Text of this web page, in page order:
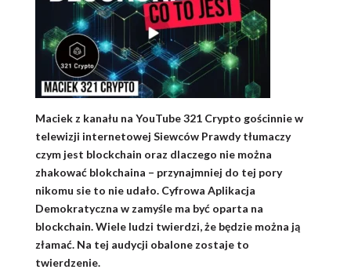
Maciek z kanału na YouTube 321 Crypto gościnnie w
telewizji internetowej Siewców Prawdy tłumaczy
czym jest blockchain oraz dlaczego nie można
zhakować blokchaina – przynajmniej do tej pory
nikomu sie to nie udało. Cyfrowa Aplikacja
Demokratyczna w zamyśle ma być oparta na
blockchain. Wiele ludzi twierdzi, że będzie można ją
złamać. Na tej audycji obalone zostaje to
twierdzenie.